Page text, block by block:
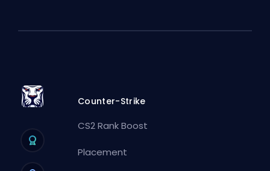
Counter-Strike
CS2 Rank Boost
Placement